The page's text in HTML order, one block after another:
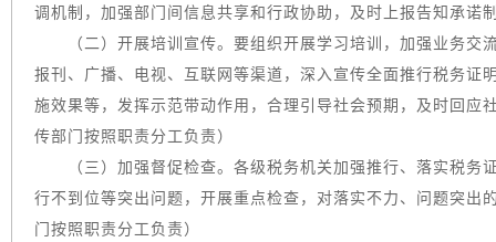
调机制，加强部门间信息共享和行政协助，及时上报告知承诺
（二）开展培训宣传。要组织开展学习培训，加强业务交
报刊、广播、电视、互联网等渠道，深入宣传全面推行税务证
施效果等，发挥示范带动作用，合理引导社会预期，及时回应
传部门按照职责分工负责）
（三）加强督促检查。各级税务机关加强推行、落实税务
行不到位等突出问题，开展重点检查，对落实不力、问题突出
门按照职责分工负责）